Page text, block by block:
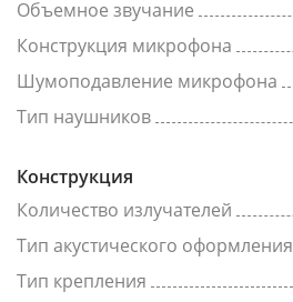
Объемное звучание
Конструкция микрофона
Шумоподавление микрофона
Тип наушников
Конструкция
Количество излучателей
Тип акустического оформления
Тип крепления